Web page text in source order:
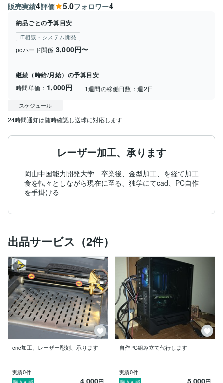
販売実績4評価 5.0フォロワー4
納品ごとの予算目安
IT相談・システム開発
pcハード関係 3,000円〜
継続（時給/月給）の予算目安
時間単価： 1,000円 1週間の稼働日数：週2日
スケジュール
24時間通知は随時確認し送球に対応します
レーザー加工、承ります
岡山中国能力開発大学　卒業後、金型加工、を経て加工
食を転々としながら現在に至る、独学にてcad、PC自作
を手掛ける
出品サービス（2件）
cnc加工、レーザー彫刻、承ります
実績0件
4,000円
自作PC組み立て代行します
実績0件
5,000円